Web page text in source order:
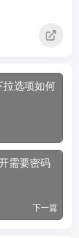
选项如何
需要密码
下一篇